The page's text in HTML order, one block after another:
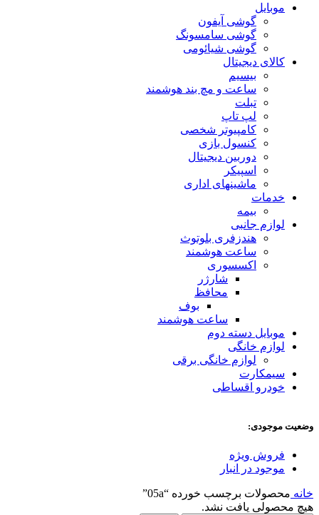
موبایل
گوشی آیفون
گوشی سامسونگ
گوشی شیائومی
کالای دیجیتال
بیسیم
ساعت و مچ بند هوشمند
تبلت
لپ تاپ
کامپیوتر شخصی
کنسول بازی
دوربین دیجیتال
اسپیکر
ماشینهای اداری
خدمات
بیمه
لوازم جانبی
هندزفری بلوتوث
ساعت هوشمند
اکسسوری
شارژر
محافظ
بوف
ساعت هوشمند
موبایل دسته دوم
لوازم خانگی
لوازم خانگی برقی
سیمکارت
خودرو اقساطی
وضعیت موجودی:
فروش ویژه
موجود در انبار
خانه محصولات برچسب خورده “05a”
هیچ محصولی یافت نشد.